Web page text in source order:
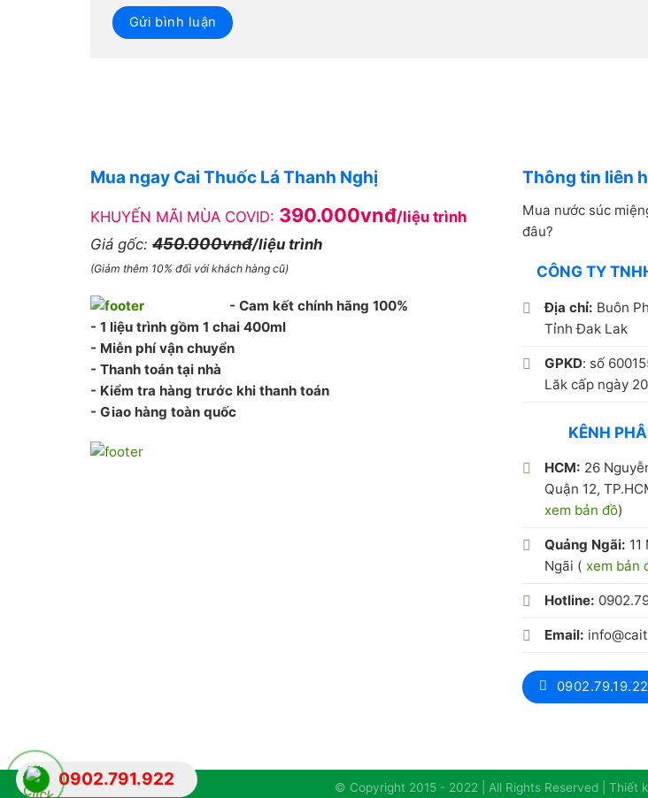
Mua ngay Cai Thuốc Lá Thanh Nghị
KHUYẾN MÃI MÙA COVID: 390.000vnđ/liệu trình
Giá gốc: 450.000vnđ/liệu trình
(Giảm thêm 10% đối với khách hàng cũ)
- Cam kết chính hãng 100%
- 1 liệu trình gồm 1 chai 400ml
- Miễn phí vận chuyển
- Thanh toán tại nhà
- Kiểm tra hàng trước khi thanh toán
- Giao hàng toàn quốc
Thông tin liên
Mua nước súc
đâu?
CÔNG TY
Địa chỉ: Buôn
Tỉnh Đak Lak
GPKD: số
Lăk cấp ngày
KÊNH
HCM: 26
Quận 12,
xem bản đồ)
Quảng Ngãi:
Ngãi ( xem bản
Hotline:
Email:
0902.79.19.22
© Copyright 2015 - 2022 | All Rights Reserved | Thiết
0902.791.922